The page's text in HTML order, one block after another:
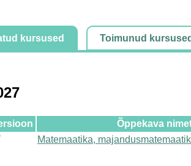
kursused Toimunud
Õppekava
Matemaatika,